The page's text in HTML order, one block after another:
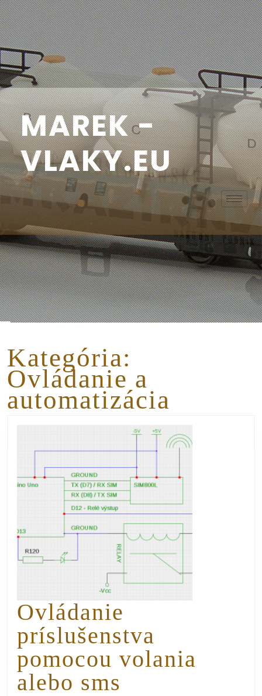
MAREK -
VLAKY.EU
Kategória:
Ovládanie a
automatizácia
Ovládanie
príslušenstva
pomocou volania
alebo sms